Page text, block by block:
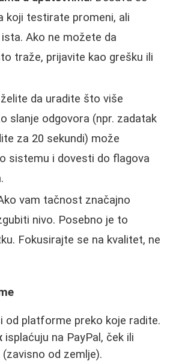
koji testirate promeni, ali
Ako ne možete da
traže, prijavite kao grešku ili
da uradite što više
slanje odgovora (npr. zadatak
za 20 sekundi) može
sistemu i dovesti do flagova
vam tačnost značajno
nivo. Posebno je to
Fokusirajte se na kvalitet, ne
od platforme preko koje radite.
isplaćuju na PayPal, ček ili
od zemlje).